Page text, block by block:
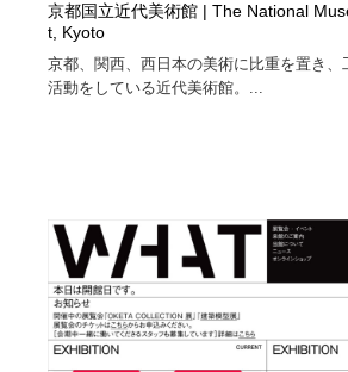
京都国立近代美術館 | The National
t, Kyoto
京都、関西、西日本の美術に比重を置き、
活動をしている近代美術館。...